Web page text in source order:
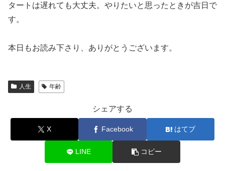
タートは遅れても大丈夫。やりたいと思ったときが吉日で
す。
本日もお読み下さり、ありがとうございます。
人生 年齢
シェアする
X Facebook はてブ
LINE コピー